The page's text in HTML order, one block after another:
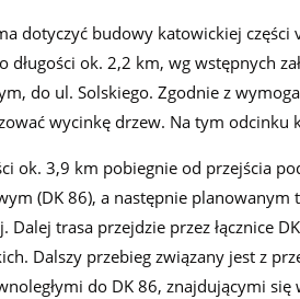
dotyczyć budowy katowickiej
długości ok. 2,2 km, wg wstępnych
do ul. Solskiego. Zgodnie z
wycinkę drzew. Na tym odcinku
ok. 3,9 km pobiegnie od przejścia
(DK 86), a następnie
Dalej trasa przejdzie przez łącznice
Dalszy przebieg związany jest z
do DK 86, znajdującymi